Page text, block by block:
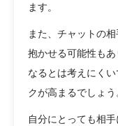
ます。
また、チャットの
抱かせる可能性も
なるとは考えにく
クが高まるでしょう
自分にとっても相